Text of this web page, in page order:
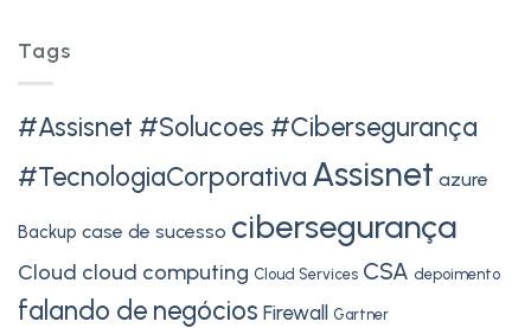
Tags
#Assisnet #Solucoes #Cibersegurança
#TecnologiaCorporativa Assisnet azure
Backup case de sucesso cibersegurança
Cloud cloud computing Cloud Services CSA depoimento
falando de negócios Firewall Gartner